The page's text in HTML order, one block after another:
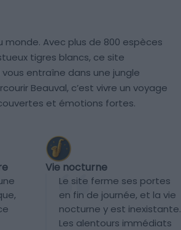
Avec plus de 800 espèces
tigres blancs, ce site
entraîne dans une jungle
Beauval, c’est vivre un voyage
et émotions fortes.
Vie nocturne
Le site ferme ses portes
en fin de journée, et la vie
nocturne y est inexistante.
Les alentours immédiats